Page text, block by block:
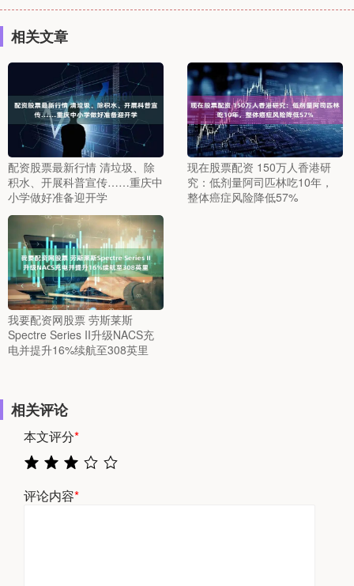
相关文章
配资股票最新行情 清垃圾、除
积水、开展科普宣传……重庆中
小学做好准备迎开学
现在股票配资 150万人香港研
究：低剂量阿司匹林吃10年，
整体癌症风险降低57%
我要配资网股票 劳斯莱斯
Spectre Series II升级NACS充
电并提升16%续航至308英里
相关评论
本文评分*
评论内容*